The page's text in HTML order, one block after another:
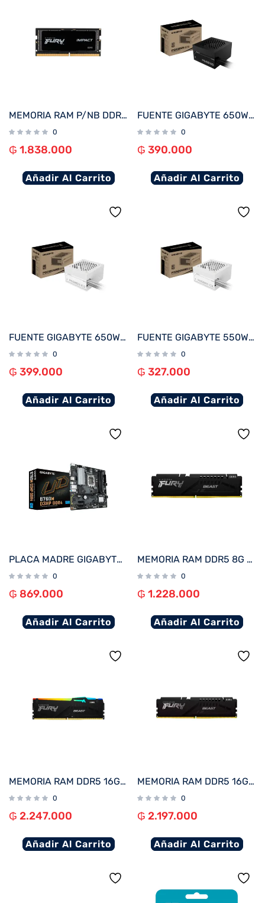
MEMORIA RAM P/NB DDR5 16G 5600 KINGSTON FURY IMPACT BK KF556S40IB-16 XMP
0
₲ 1.838.000
Añadir Al Carrito
FUENTE GIGABYTE 650W 80PLUS SILVER 220V GP-P650SS
0
₲ 390.000
Añadir Al Carrito
FUENTE GIGABYTE 650W 80PLUS SILVER BLANCO 220V GP-P650SS ICE
0
₲ 399.000
Añadir Al Carrito
FUENTE GIGABYTE 550W 80PLUS SILVER BLANCO 220V GP-P550SS ICE
0
₲ 327.000
Añadir Al Carrito
PLACA MADRE GIGABYTE 1700 B760M D3HP DDR4 V/S/R/HDMI/DP/2M2/USB3.2/MATX
0
₲ 869.000
Añadir Al Carrito
MEMORIA RAM DDR5 8G 6000 KINGSTON FURY BEAST BK KF560C36BBE-8 XMP
0
₲ 1.228.000
Añadir Al Carrito
MEMORIA RAM DDR5 16G 6000 KINGSTON FURY BEAST BK KF560C36BBE2A-16 RGB XMP
0
₲ 2.247.000
Añadir Al Carrito
MEMORIA RAM DDR5 16GB 6000 KINGSTON FURY BEAST BK KF560C36BBE2-16 XMP
0
₲ 2.197.000
Añadir Al Carrito